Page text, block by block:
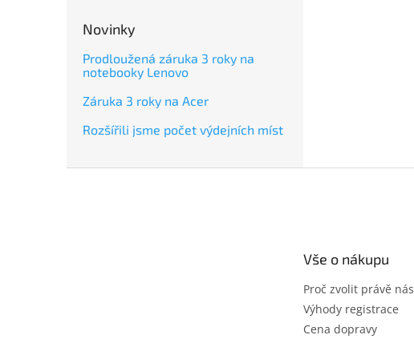
Novinky
Prodloužená záruka 3 roky na
notebooky Lenovo
Záruka 3 roky na Acer
Rozšířili jsme počet výdejních míst
Vše o nákupu
Proč zvolit právě nás
Výhody registrace
Cena dopravy